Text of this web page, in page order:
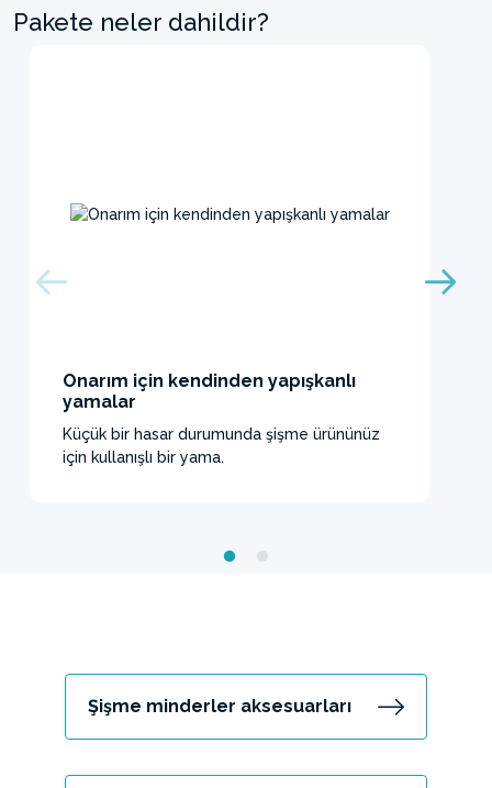
Pakete neler dahildir?
Onarım için kendinden yapışkanlı
yamalar
Küçük bir hasar durumunda şişme ürününüz
için kullanışlı bir yama.
Şişme minderler aksesuarları